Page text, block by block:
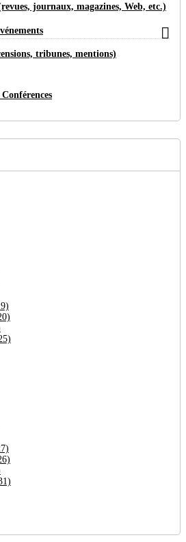
journaux, magazines, Web, etc.)

tribunes, mentions)